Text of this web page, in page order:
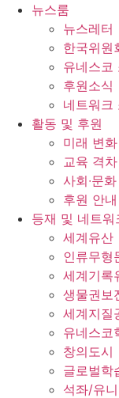
뉴스룸
뉴스레터
한국위원
유네스코
후원소식
네트워크
활동 및 후원
미래 변
교육 격
사회∙문
후원 안내
등재 및 네트워
세계유산
인류무형
세계기록
생물권보
세계지질
유네스코
창의도시
글로벌학
석좌/유